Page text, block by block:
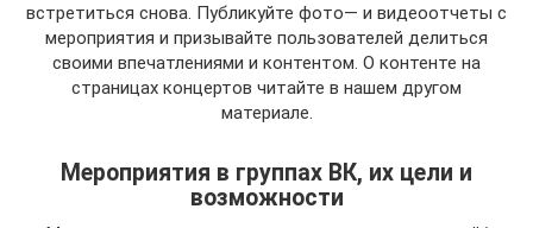
встретиться снова. Публикуйте фото— и видеоотчеты с
мероприятия и призывайте пользователей делиться
своими впечатлениями и контентом. О контенте на
страницах концертов читайте в нашем другом
материале.
Мероприятия в группах ВК, их цели и
возможности